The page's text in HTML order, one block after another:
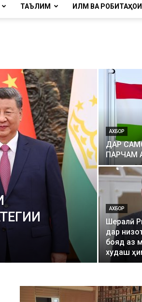
ТАЪЛИМ ИЛМ ВА
АХБОР
ДАР
ПАРЧАМ
АХБОР
Шералӣ
дар
бояд аз
худаш